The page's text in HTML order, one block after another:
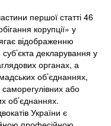
першої статті 46
корупції» у
відображенню
декларування у
органах, а
об’єднаннях,
саморегулівних або
об’єднаннях.
України є